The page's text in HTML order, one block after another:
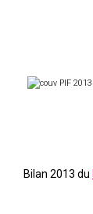
Bilan 2013 du